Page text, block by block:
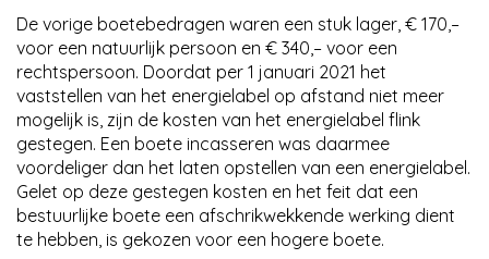
De vorige boetebedragen waren een stuk lager, € 170,–
voor een natuurlijk persoon en € 340,– voor een
rechtspersoon. Doordat per 1 januari 2021 het
vaststellen van het energielabel op afstand niet meer
mogelijk is, zijn de kosten van het energielabel flink
gestegen. Een boete incasseren was daarmee
voordeliger dan het laten opstellen van een energielabel.
Gelet op deze gestegen kosten en het feit dat een
bestuurlijke boete een afschrikwekkende werking dient
te hebben, is gekozen voor een hogere boete.